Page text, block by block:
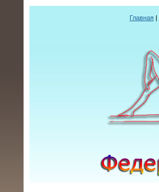
Главная |